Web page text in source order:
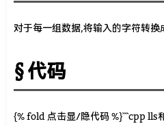
对于每一组数据,将输入的字符转
代码
{% fold 点击显/隐代码 %}```cpp lls